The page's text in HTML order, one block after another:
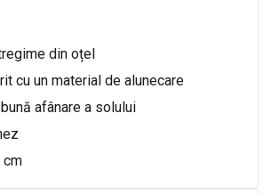
din oțel
cu un material de alunecare
afânare a solului
cm